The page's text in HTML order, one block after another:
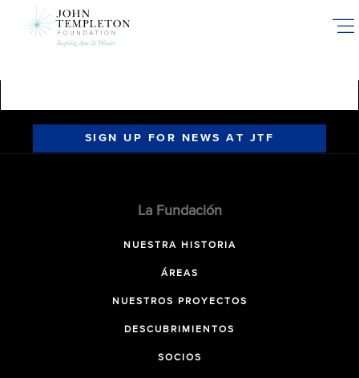
SIGN UP FOR NEWS AT JTF
La Fundación
NUESTRA HISTORIA
ÁREAS
NUESTROS PROYECTOS
DESCUBRIMIENTOS
SOCIOS